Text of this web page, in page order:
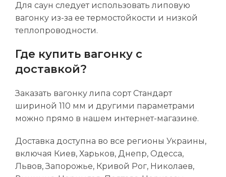
Для саун следует использовать липовую
вагонку из-за ее термостойкости и низкой
теплопроводности.
Где купить вагонку с
доставкой?
Заказать вагонку липа сорт Стандарт
шириной 110 мм и другими параметрами
можно прямо в нашем интернет-магазине.
Доставка доступна во все регионы Украины,
включая Киев, Харьков, Днепр, Одесса,
Львов, Запорожье, Кривой Рог, Николаев,